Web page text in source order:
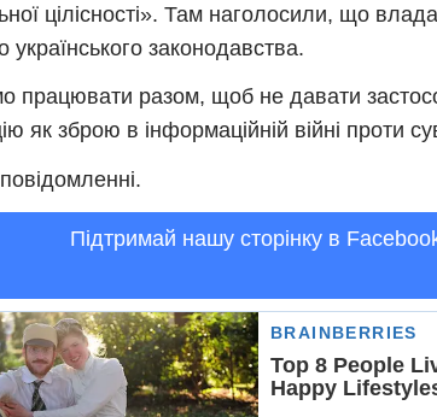
цілісності». Там наголосили, що
українського законодавства.
працювати разом, щоб не давати
як зброю в інформаційній війні проти
Підтримай нашу сторінку в